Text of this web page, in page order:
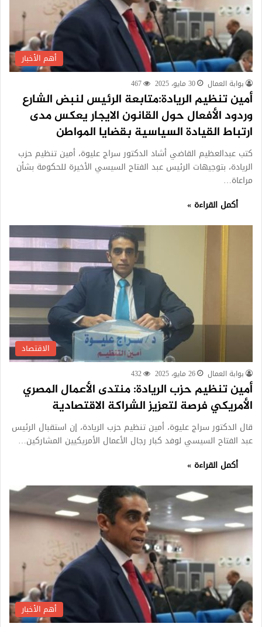
أهم الأخبار
بوابة العمال 30 مايو، 2025 467
أمين تنظيم الريادة:متابعة الرئيس لنبض الشارع
وردود الأفعال حول القانون الايجار يعكس مدى
ارتباط القيادة السياسية بقضايا المواطن
كتب عبدالعظيم القاضي أشاد الدكتور سراج عليوة، أمين تنظيم حزب
الريادة، بتوجيهات الرئيس عبد الفتاح السيسي الأخيرة للحكومة بشأن
مراعاة…
أكمل القراءة »
الاقتصاد
بوابة العمال 26 مايو، 2025 432
أمين تنظيم حزب الريادة: منتدى الأعمال المصري
الأمريكي فرصة لتعزيز الشراكة الاقتصادية
قال الدكتور سراج عليوة، أمين تنظيم حزب الريادة، إن استقبال الرئيس
عبد الفتاح السيسي لوفد كبار رجال الأعمال الأمريكيين المشاركين…
أكمل القراءة »
أهم الأخبار